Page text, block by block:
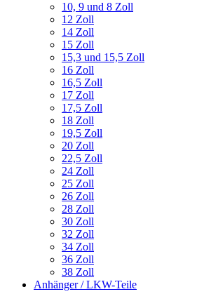
10, 9 und 8 Zoll
12 Zoll
14 Zoll
15 Zoll
15,3 und 15,5 Zoll
16 Zoll
16,5 Zoll
17 Zoll
17,5 Zoll
18 Zoll
19,5 Zoll
20 Zoll
22,5 Zoll
24 Zoll
25 Zoll
26 Zoll
28 Zoll
30 Zoll
32 Zoll
34 Zoll
36 Zoll
38 Zoll
Anhänger / LKW-Teile